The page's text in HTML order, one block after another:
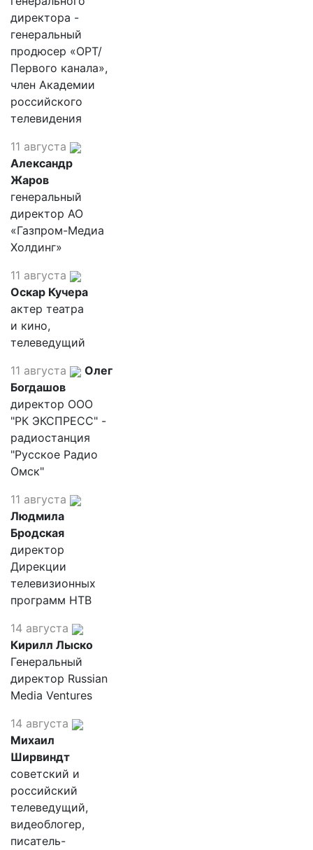
директора -
генеральный
продюсер «ОРТ/
Первого канала»,
член Академии
российского
телевидения
11 августа
Александр
Жаров
генеральный
директор АО
«Газпром-Медиа
Холдинг»
11 августа
Оскар Кучера
актер театра
и кино,
телеведущий
11 августа
Олег
Богдашов
директор ООО
"РК ЭКСПРЕСС" -
радиостанция
"Русское Радио
Омск"
11 августа
Людмила
Бродская
директор
Дирекции
телевизионных
программ НТВ
14 августа
Кирилл Лыско
Генеральный
директор Russian
Media Ventures
14 августа
Михаил
Ширвиндт
советский и
российский
телеведущий,
видеоблогер,
писатель-